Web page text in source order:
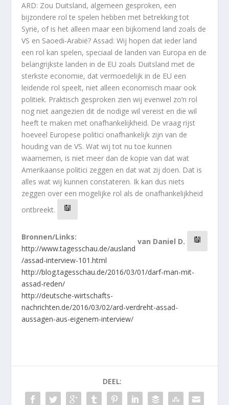
van Daniel D.
Bronnen/Links:
http://www.tagesschau.de/ausland
/assad-interview-101.html
http://blog.tagesschau.de/2016/03/01/darf-man-mit-
assad-reden/
http://deutsche-wirtschafts-
nachrichten.de/2016/03/02/ard-verdreht-assad-
aussagen-aus-eigenem-interview/
DEEL: